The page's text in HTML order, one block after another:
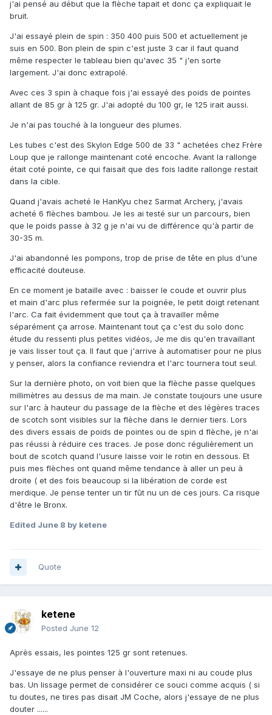
j'ai pensé au début que la flèche tapait et donc ça expliquait le
bruit.
J'ai essayé plein de spin : 350 400 puis 500 et actuellement je
suis en 500. Bon plein de spin c'est juste 3 car il faut quand
même respecter le tableau bien qu'avec 35 " j'en sorte
largement. J'ai donc extrapolé.
Avec ces 3 spin à chaque fois j'ai essayé des poids de pointes
allant de 85 gr à 125 gr. J'ai adopté du 100 gr, le 125 irait aussi.
Je n'ai pas touché à la longueur des plumes.
Les tubes c'est des Skylon Edge 500 de 33 " achetées chez Frère
Loup que je rallonge maintenant coté encoche. Avant la rallonge
était coté pointe, ce qui faisait que des fois ladite rallonge restait
dans la cible.
Quand j'avais acheté le HanKyu chez Sarmat Archery, j'avais
acheté 6 flèches bambou. Je les ai testé sur un parcours, bien
que le poids passe à 32 g je n'ai vu de différence qu'à partir de
30-35 m.
J'ai abandonné les pompons, trop de prise de tête en plus d'une
efficacité douteuse.
En ce moment je bataille avec : baisser le coude et ouvrir plus
et main d'arc plus refermée sur la poignée, le petit doigt retenant
l'arc. Ca fait évidemment que tout ça à travailler même
séparément ça arrose. Maintenant tout ça c'est du solo donc
étude du ressenti plus petites vidéos, Je me dis qu'en travaillant
je vais lisser tout ça. Il faut que j'arrive à automatiser pour ne plus
y penser, alors la confiance reviendra et l'arc tournera tout seul.
Sur la dernière photo, on voit bien que la flèche passe quelques
millimètres au dessus de ma main. Je constate toujours une usure
sur l'arc à hauteur du passage de la flèche et des légères traces
de scotch sont visibles sur la flèche dans le dernier tiers. Lors
des divers essais de poids de pointes ou de spin d flèche, je n'ai
pas réussi à réduire ces traces. Je pose donc régulièrement un
bout de scotch quand l'usure laisse voir le rotin en dessous. Et
puis mes flèches ont quand même tendance à aller un peu à
droite ( et des fois beaucoup si la libération de corde est
merdique. Je pense tenter un tir fût nu un de ces jours. Ca risque
d'être le Bronx.
Edited June 8 by ketene
Quote
ketene
Posted June 12
Après essais, les pointes 125 gr sont retenues.
J'essaye de ne plus penser à l'ouverture maxi ni au coude plus
bas. Un lissage permet de considérer ce souci comme acquis ( si
tu doutes, ne tires pas disait JM Coche, alors j'essaye de ne plus
douter ......